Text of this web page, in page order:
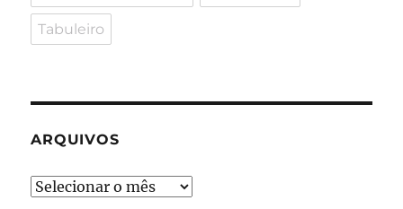
Tabuleiro
ARQUIVOS
Arquivos